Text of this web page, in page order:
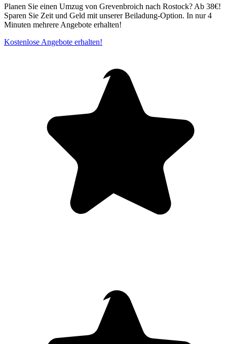
Planen Sie einen Umzug von Grevenbroich nach Rostock? Ab 38€!
Sparen Sie Zeit und Geld mit unserer Beiladung-Option. In nur 4
Minuten mehrere Angebote erhalten!
Kostenlose Angebote erhalten!